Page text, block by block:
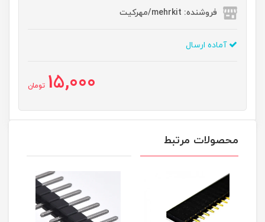
فروشنده: mehrkit/مهرکیت
آماده ارسال
15,000 تومان
محصولات مرتبط